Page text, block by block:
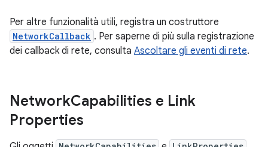
Per altre funzionalità utili, registra un costruttore
NetworkCallback . Per saperne di più sulla registrazione
dei callback di rete, consulta Ascoltare gli eventi di rete.
NetworkCapabilities e Link
Properties